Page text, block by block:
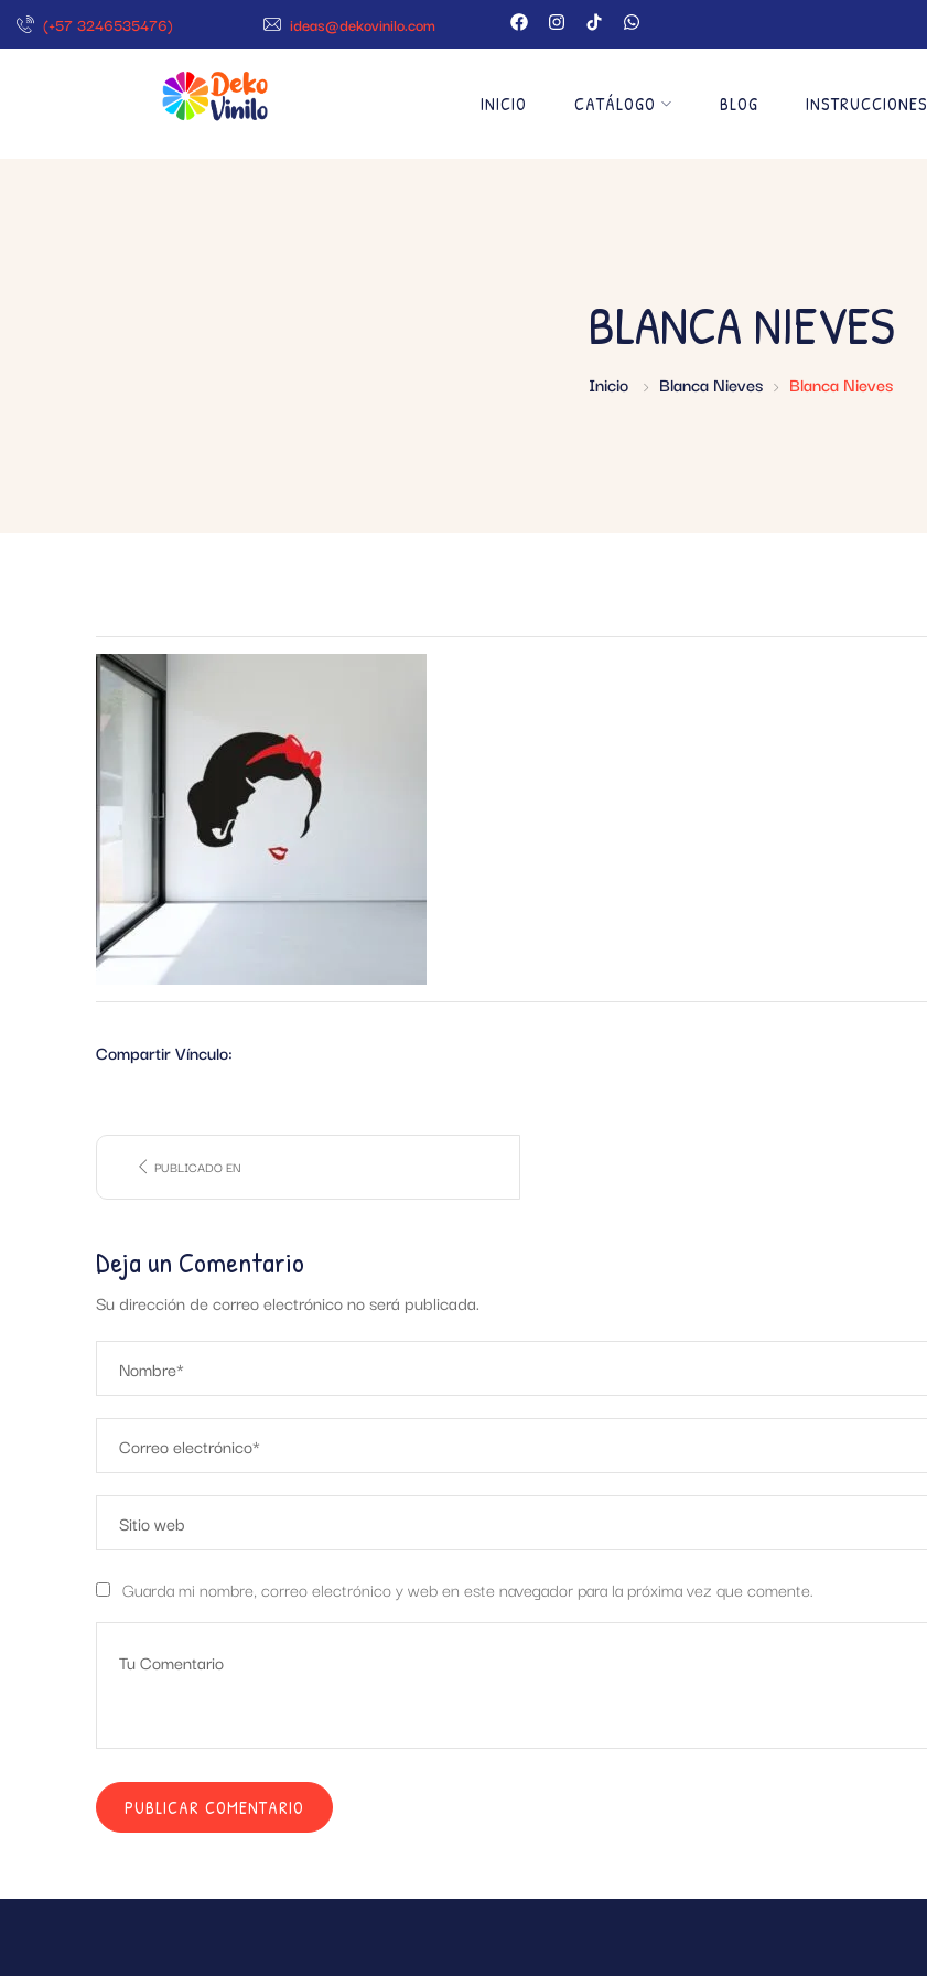
(+57 3246535476) ideas@dekovinilo.com
INICIO CATÁLOGO BLOG INSTRUCCIONES
BLANCA NIEVES
Inicio Blanca Nieves Blanca Nieves
Compartir Vínculo:
PUBLICADO EN
Deja un Comentario
Su dirección de correo electrónico no será publicada.
Guarda mi nombre, correo electrónico y web en este navegador para la próxima vez que comente.